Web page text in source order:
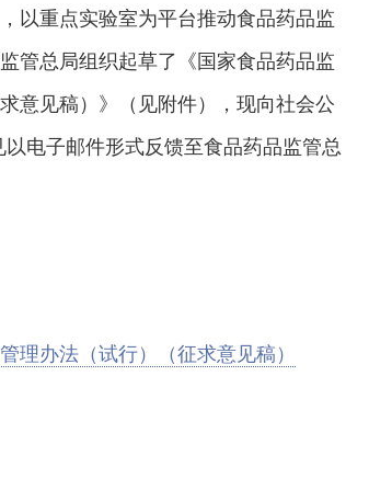
以重点实验室为平台推动食品药品监
管总局组织起草了《国家食品药品监
意见稿）》（见附件），现向社会公
电子邮件形式反馈至食品药品监管总
理办法（试行）（征求意见稿）